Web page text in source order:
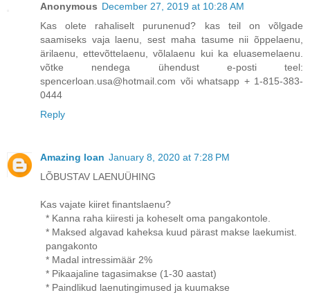
Anonymous December 27, 2019 at 10:28 AM
Kas olete rahaliselt purunenud? kas teil on võlgade
saamiseks vaja laenu, sest maha tasume nii õppelaenu,
ärilaenu, ettevõttelaenu, võlalaenu kui ka eluasemelaenu.
võtke nendega ühendust e-posti teel:
spencerloan.usa@hotmail.com või whatsapp + 1-815-383-
0444
Reply
Amazing loan January 8, 2020 at 7:28 PM
LÕBUSTAV LAENUÜHING
Kas vajate kiiret finantslaenu?
* Kanna raha kiiresti ja koheselt oma pangakontole.
* Maksed algavad kaheksa kuud pärast makse laekumist.
pangakonto
* Madal intressimäär 2%
* Pikaajaline tagasimakse (1-30 aastat)
* Paindlikud laenutingimused ja kuumakse